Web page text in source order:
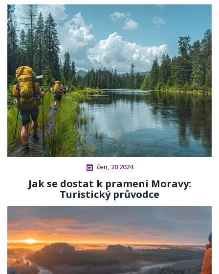
čen, 20 2024
Jak se dostat k prameni Moravy:
Turistický průvodce